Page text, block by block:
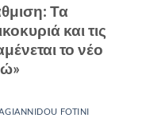
Τα
και τις
το νέο
FOTINI